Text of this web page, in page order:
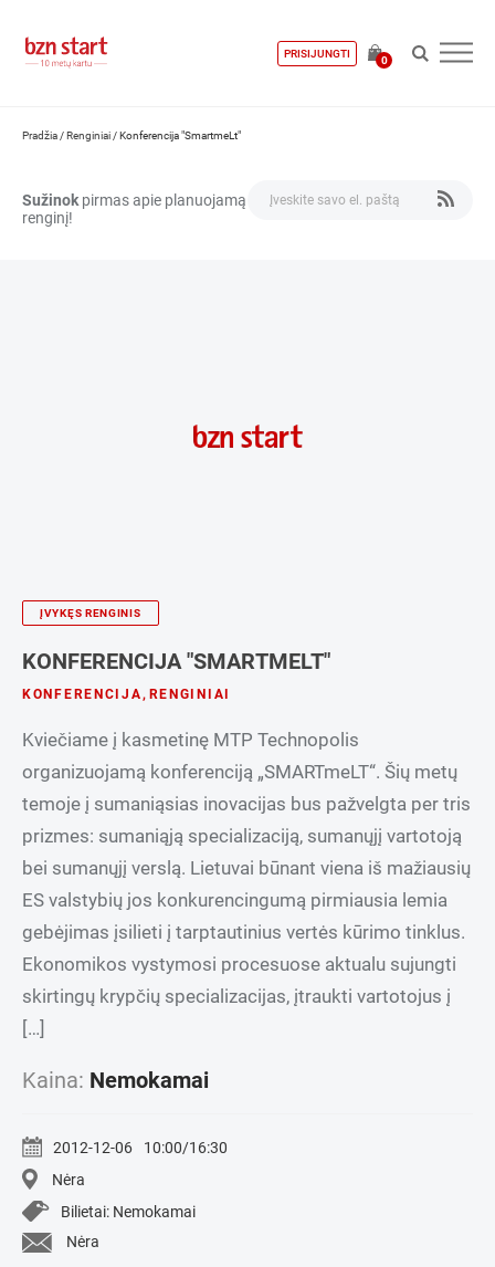
PRISIJUNGTI
0
Pradžia /Renginiai /Konferencija "SmartmeLt"
Sužinok pirmas apie planuojamą
renginį!
ĮVYKĘS RENGINIS
KONFERENCIJA "SMARTMELT"
KONFERENCIJA, RENGINIAI
Kviečiame į kasmetinę MTP Technopolis
organizuojamą konferenciją „SMARTmeLT“. Šių metų
temoje į sumaniąsias inovacijas bus pažvelgta per tris
prizmes: sumaniąją specializaciją, sumanųjį vartotoją
bei sumanųjį verslą. Lietuvai būnant viena iš mažiausių
ES valstybių jos konkurencingumą pirmiausia lemia
gebėjimas įsilieti į tarptautinius vertės kūrimo tinklus.
Ekonomikos vystymosi procesuose aktualu sujungti
skirtingų krypčių specializacijas, įtraukti vartotojus į
[…]
Kaina: Nemokamai
2012-12-06
10:00/16:30
Nėra
Bilietai: Nemokamai
Nėra